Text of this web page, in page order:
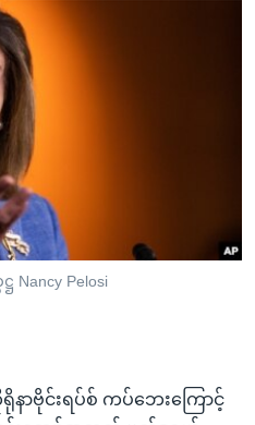
Pelosi
ာဗိုင်းရပ်စ် ကပ်ဘေးကြောင့်